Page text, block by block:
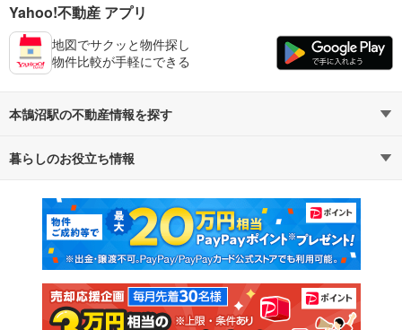
Yahoo!不動産 アプリ
地図でサクッと物件探し
物件比較が手軽にできる
本鵠沼駅の不動産情報を探す
不動産・住宅
新築マンション 中古マンション
新築一戸建て 中古一戸建て
注文住宅 土地
暮らしのお役立ち情報
マンションカタログ 教えて！住まいの先生